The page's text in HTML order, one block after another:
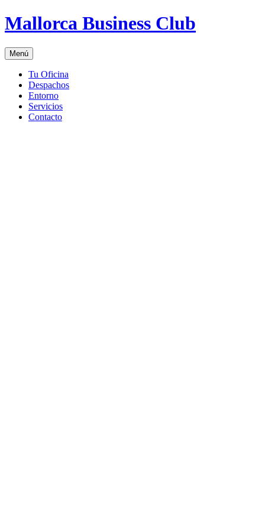
Saltar
al
Mallorca Business Club
Menú
Tu Oficina
Despachos
Entorno
Servicios
Contacto